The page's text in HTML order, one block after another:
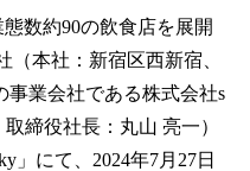
数約90の飲⾷店を展開
本社：新宿区⻄新宿、
事業会社である株式会社s
締役社⻑：丸⼭ 亮⼀）
」にて、2024年7⽉27⽇